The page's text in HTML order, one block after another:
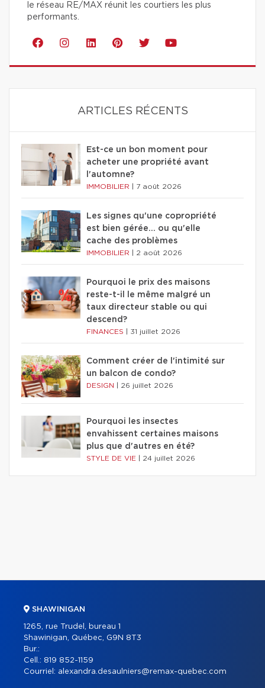
le réseau RE/MAX réunit les courtiers les plus
performants.
ARTICLES RÉCENTS
Est-ce un bon moment pour
acheter une propriété avant
l'automne?
IMMOBILIER 7 août 2026
Les signes qu'une copropriété
est bien gérée… ou qu'elle
cache des problèmes
IMMOBILIER 2 août 2026
Pourquoi le prix des maisons
reste-t-il le même malgré un
taux directeur stable ou qui
descend?
FINANCES 31 juillet 2026
Comment créer de l'intimité sur
un balcon de condo?
DESIGN 26 juillet 2026
Pourquoi les insectes
envahissent certaines maisons
plus que d'autres en été?
STYLE DE VIE 24 juillet 2026
SHAWINIGAN
1265, rue Trudel, bureau 1
Shawinigan, Québec, G9N 8T3
Bur.:
Cell.: 819 852-1159
Courriel: alexandra.desaulniers@remax-quebec.com